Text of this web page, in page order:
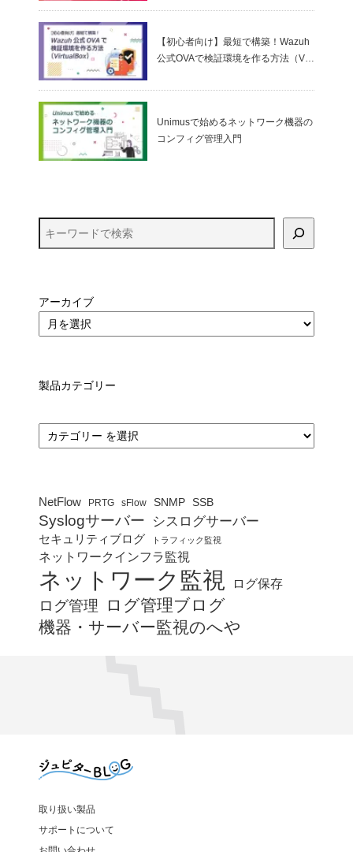
ゼロトラストの考え方
【初心者向け】最短で構築！Wazuh
公式OVAで検証環境を作る方法（Virt
Unimusで始めるネットワーク機器の
コンフィグ管理入門
アーカイブ
製品カテゴリー
カ
テ
ゴ
NetFlow PRTG sFlow SNMP SSB
Syslogサーバー シスログサーバー
セキュリティブログ トラフィック監視
ネットワークインフラ監視
ネットワーク監視 ログ保存
ログ管理
ログ管理ブログ
機器・サーバー監視のへや
取り扱い製品
サポートについて